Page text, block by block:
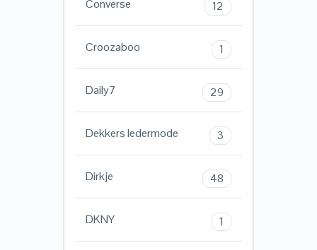
Converse 12
Croozaboo 1
Daily7 29
Dekkers ledermode 3
Dirkje 48
DKNY 1